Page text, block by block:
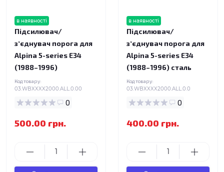
в наявності
Підсилювач/
зʼєднувач порога для
Alpina 5-series E34
(1988–1996)
Код товару:
03.WBXXXX2000.ALL.0.00
0
500.00 грн.
в наявності
Підсилювач/
зʼєднувач порога для
Alpina 5-series E34
(1988–1996) сталь
Код товару:
03.WBXXXX2000.ALL.0.0
0
400.00 грн.